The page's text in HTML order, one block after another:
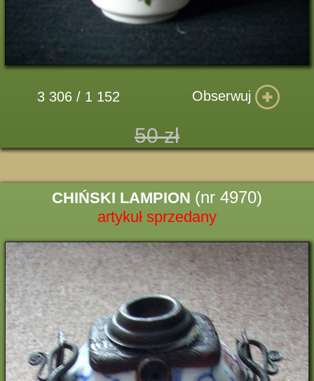
3 306 / 1 152 Obserwuj
50 zł
CHIŃSKI LAMPION (nr 4970)
artykuł sprzedany